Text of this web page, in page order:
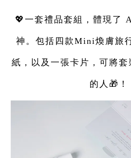
💖一套禮品套組，體現了
神。包括四款Mini煥膚旅
紙，以及一張卡片，可將套
的人🎁！